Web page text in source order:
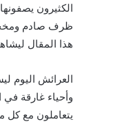
الكثيرون
ظرف صادم
هذا المقال
العرائش اليوم
وأحياء غارقة
يتعاملون مع كل